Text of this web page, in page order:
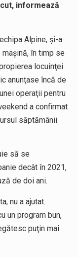
informează
Alpine, şi-a
în timp se
locuinţei
anunţase încă de
operaţii pentru
a confirmat
săptămânii
să se
decât în 2021,
de doi ani.
nu a ajutat.
un program bun,
puţin mai